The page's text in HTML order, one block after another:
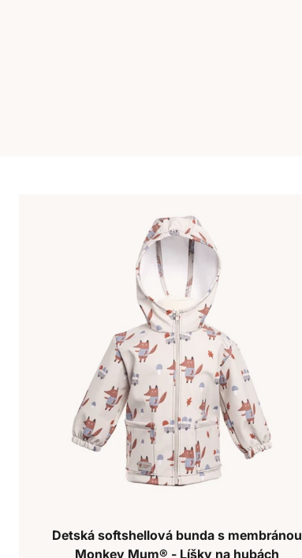
Detská softshellová bunda s membránou
Monkey Mum® - Líšky na hubách